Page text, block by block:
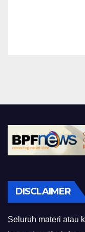
DISCLAIMER
Seluruh materi atau